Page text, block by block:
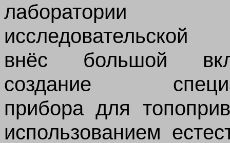
лаборатории
исследовательской
внёс большой
создание
прибора для
использованием